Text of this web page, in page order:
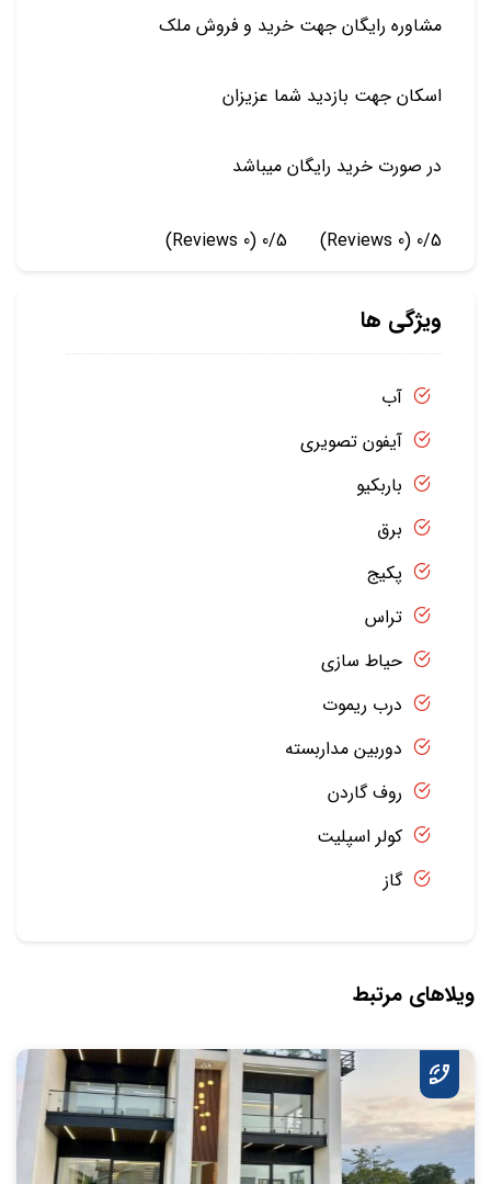
مشاوره رایگان جهت خرید و فروش ملک
اسکان جهت بازدید شما عزیزان
در صورت خرید رایگان میباشد
0/5
(0 Reviews)
0/5
(0 Reviews)
ویژگی ها
آب
آیفون تصویری
باربکیو
برق
پکیج
تراس
حیاط سازی
درب ریموت
دوربین مداربسته
روف گاردن
کولر اسپلیت
گاز
ویلاهای مرتبط